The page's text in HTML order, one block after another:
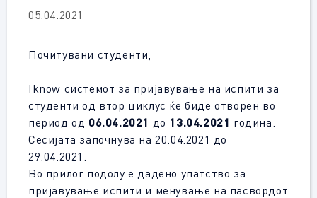
05.04.2021
Почитувани студенти,
Iknow системот за пријавување на испити за
студенти од втор циклус ќе биде отворен во
период од 06.04.2021 до 13.04.2021 година.
Сесијата започнува на 20.04.2021 до
29.04.2021.
Во прилог подолу е дадено упатство за
пријавување испити и менување на пасвордот